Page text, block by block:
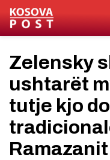
Zelensky
ushtarët
tutje kjo
Ramazanit